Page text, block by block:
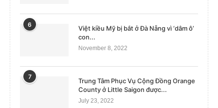
6
Việt kiều Mỹ bị bắt ở Đà Nẵng vì ‘dâm ô’
con...
November 8, 2022
7
Trung Tâm Phục Vụ Cộng Đồng Orange
County ở Little Saigon được...
July 23, 2022